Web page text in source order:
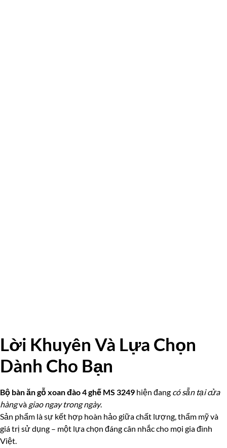
Lời Khuyên Và Lựa Chọn
Dành Cho Bạn
Bộ bàn ăn gỗ xoan đào 4 ghế MS 3249 hiện đang có sẵn tại cửa
hàngvà giao ngay trong ngày.
Sản phẩm là sự kết hợp hoàn hảo giữa chất lượng, thẩm mỹ và
giá trị sử dụng – một lựa chọn đáng cân nhắc cho mọi gia đình
Việt.